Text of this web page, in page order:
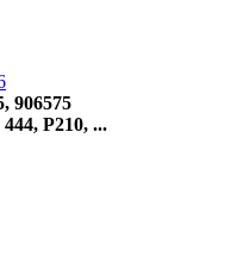
906575
P210, ...